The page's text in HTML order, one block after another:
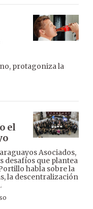
protagoniza la
el
Asociados,
desafíos que plantea
habla sobre la
la descentralización